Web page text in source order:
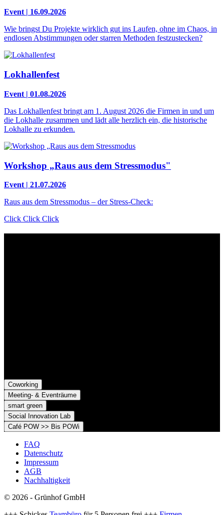
Event | 16.09.2026
Wie bringst Du Projekte wirklich gut ins Laufen, ohne im Chaos, in
endlosen Abstimmungen oder starren Methoden festzustecken?
Lokhallenfest
Event | 01.08.2026
Das Lokhallenfest bringt am 1. August 2026 die Firmen in und um
die Lokhalle zusammen und lädt alle herzlich ein, die historische
Lokhalle zu erkunden.
Workshop „Raus aus dem Stressmodus"
Event | 21.07.2026
Raus aus dem Stressmodus – der Stress-Check:
Click Click Click
Coworking
Meeting- & Eventräume
smart green
Social Innovation Lab
Café POW >> Bis POWi
FAQ
Datenschutz
Impressum
AGB
Nachhaltigkeit
© 2026 - Grünhof GmbH